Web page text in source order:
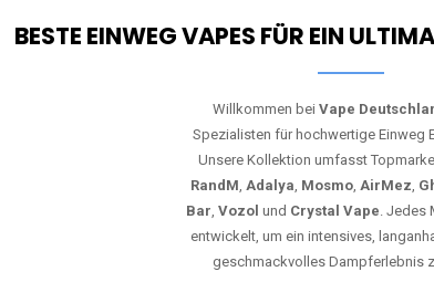
BESTE EINWEG VAPES FÜR EIN
Willkommen bei Vape
Spezialisten für hochwertige Einweg
Unsere Kollektion umfasst
RandM, Adalya, Mosmo, AirMez,
Bar, Vozol und Crystal Vape. Jedes
entwickelt, um ein intensives,
geschmackvolles Dampferlebnis